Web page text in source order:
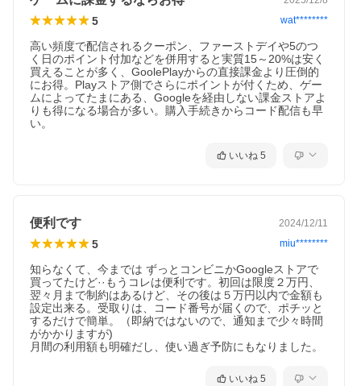
5 wat********
高い頻度で配信されるクーポン、ファーストデイや5のつ
く日のポイント付加などを併用すると実質15～20%は安く
買えることが多く、GoolePlayからの直接課金より圧倒的
にお得。Playストア側でさらにポイントが付くため、ゲー
ムによってたまにある、Googleを経由しない課金ストアよ
りも得になる場合が多い。購入手続きからコード配信も早
い。
いいね 5
便利です 2024/12/11
5 miu********
知らなくて、今までは ずっとコンビニかGoogleストアで
買ってたけど··もうコレは便利です。初回は限度２万円、
翌々月まで制約はあるけど、その後は５万円以内で金額も
設定出来る。受取りは、コード番号が届くので、ポチッと
するだけで簡単。（即納ではないので、通知まで少々時間
がかかりますが)
月間の利用額も明確だし、使い過ぎ予防にもなりました。
いいね 5